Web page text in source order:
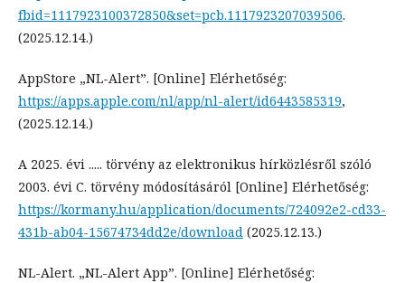
fbid=1117923100372850&set=pcb.1117923207039506.
(2025.12.14.)
AppStore „NL-Alert”. [Online] Elérhetőség:
https://apps.apple.com/nl/app/nl-alert/id6443585319,
(2025.12.14.)
A 2025. évi ..... törvény az elektronikus hírközlésről szóló
2003. évi C. törvény módosításáról [Online] Elérhetőség:
https://kormany.hu/application/documents/724092e2-cd33-
431b-ab04-15674734dd2e/download (2025.12.13.)
NL-Alert. „NL-Alert App”. [Online] Elérhetőség: